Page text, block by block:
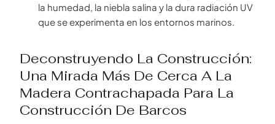
la humedad, la niebla salina y la dura radiación UV
que se experimenta en los entornos marinos.
Deconstruyendo La Construcción:
Una Mirada Más De Cerca A La
Madera Contrachapada Para La
Construcción De Barcos